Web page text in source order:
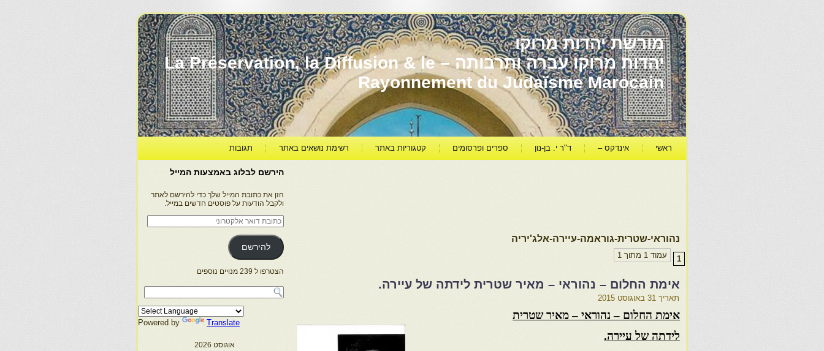
מורשת יהדות מרוקו
יהדות מרוקו עברה ותרבותה – La Préservation, la Diffusion & le
Rayonnement du Judaïsme Marocain
ראשי אינדקס – ד"ר י. בן-נון ספרים ופרסומים קטגוריות באתר רשימת נושאים באתר תגובות
נהוראי-שטרית-גוראמה-עיירה-אלג'יריה
עמוד 1 מתוך 1 1
אימת החלום – נהוראי – מאיר שטרית לידתה של עיירה.
תאריך 31 באוגוסט 2015
אימת החלום – נהוראי – מאיר שטרית
לידתה של עיירה.
הירשם לבלוג באמצעות המייל
הזן את כתובת המייל שלך כדי להירשם לאתר
ולקבל הודעות על פוסטים חדשים במייל.
כתובת
דואר
אלקטרוני
להירשם
הצטרפו ל 239 מנויים נוספים
Powered by Translate
אוגוסט 2026